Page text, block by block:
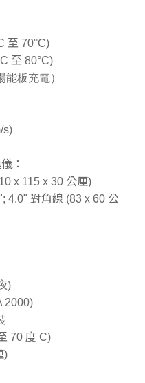
至 70°C)
至 80°C)
板充電）
s)
：
x 115 x 30 公厘)
4.0" 對角線 (83 x 60 公
)
2000)
70 度 C)
)